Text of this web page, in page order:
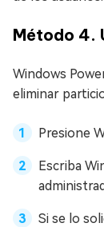
Método 4.
Windows
eliminar
Presione
Escriba
Si se lo